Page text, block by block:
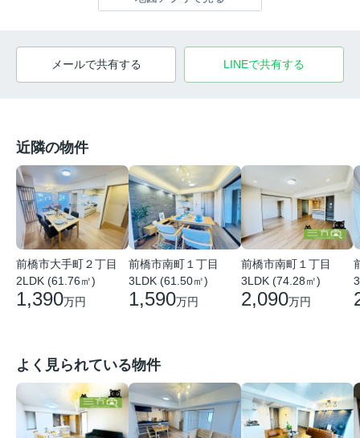
メールで共有する LINEで共有する
近隣の物件
前橋市大手町２丁目
2LDK (61.76㎡)
1,390万円
前橋市南町１丁目
3LDK (61.50㎡)
1,590万円
前橋市南町１丁目
3LDK (74.28㎡)
2,090万円
よく見られている物件